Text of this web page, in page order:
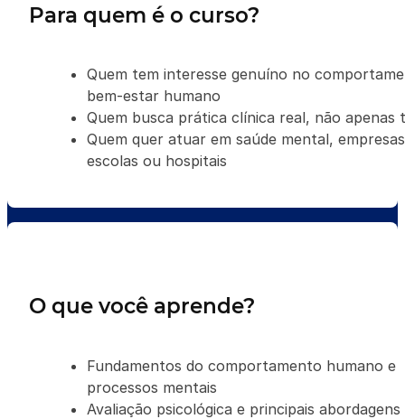
Para quem é o curso?
Quem tem interesse genuíno no
bem-estar humano
Quem busca prática clínica real, não apenas
Quem quer atuar em saúde mental,
escolas ou hospitais
O que você aprende?
Fundamentos do comportamento humano e
processos mentais
Avaliação psicológica e principais abordagens